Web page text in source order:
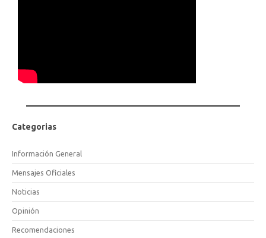
Categorias
Información General
Mensajes Oficiales
Noticias
Opinión
Recomendaciones